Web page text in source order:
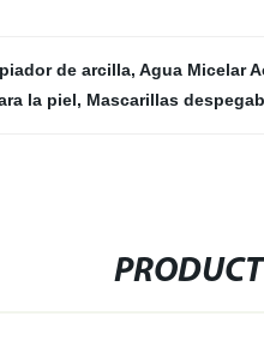
de arcilla, Agua Micelar
la piel, Mascarillas